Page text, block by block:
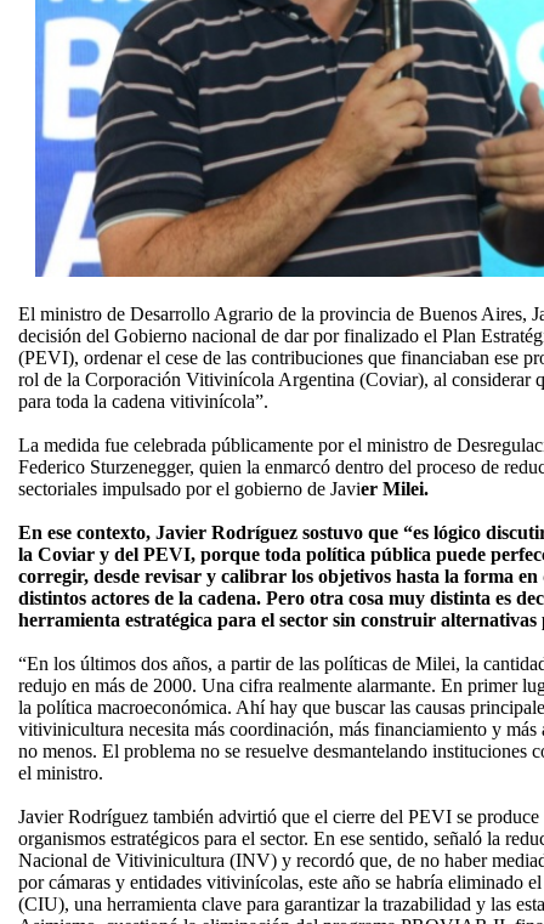
El ministro de Desarrollo Agrario de la provincia de Buenos Aires,
decisión del Gobierno nacional de dar por finalizado el Plan
(PEVI), ordenar el cese de las contribuciones que financiaban ese
rol de la Corporación Vitivinícola Argentina (Coviar), al considerar
para toda la cadena vitivinícola”.
La medida fue celebrada públicamente por el ministro de
Federico Sturzenegger, quien la enmarcó dentro del proceso de
sectoriales impulsado por el gobierno de Javier Milei.
En ese contexto, Javier Rodríguez sostuvo que “es lógico
la Coviar y del PEVI, porque toda política pública puede
corregir, desde revisar y calibrar los objetivos hasta la forma en
distintos actores de la cadena. Pero otra cosa muy distinta es
herramienta estratégica para el sector sin construir
“En los últimos dos años, a partir de las políticas de Milei, la
redujo en más de 2000. Una cifra realmente alarmante. En primer
la política macroeconómica. Ahí hay que buscar las causas
vitivinicultura necesita más coordinación, más financiamiento y
no menos. El problema no se resuelve desmantelando instituciones
el ministro.
Javier Rodríguez también advirtió que el cierre del PEVI se
organismos estratégicos para el sector. En ese sentido, señaló la
Nacional de Vitivinicultura (INV) y recordó que, de no haber
por cámaras y entidades vitivinícolas, este año se habría eliminado
(CIU), una herramienta clave para garantizar la trazabilidad y las